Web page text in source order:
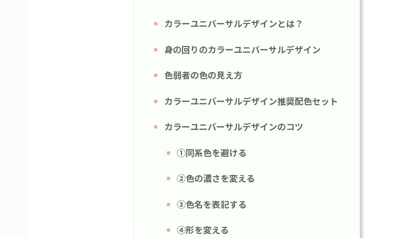
カラーユニバーサルデザインとは？
身の回りのカラーユニバーサルデザイン
色弱者の色の見え方
カラーユニバーサルデザイン推奨配色セット
カラーユニバーサルデザインのコツ
①同系色を避ける
②色の濃さを変える
③色名を表記する
④形を変える